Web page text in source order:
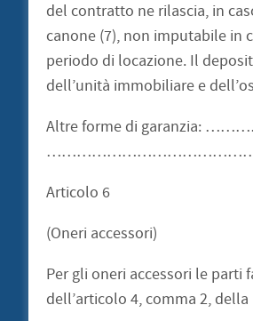
del contratto ne rilascia, in
canone (7), non imputabile in
periodo di locazione. Il
dell’unità immobiliare e
Altre forme di
Articolo 6
(Oneri accessori)
Per gli oneri accessori le parti
dell’articolo 4, comma 2, della